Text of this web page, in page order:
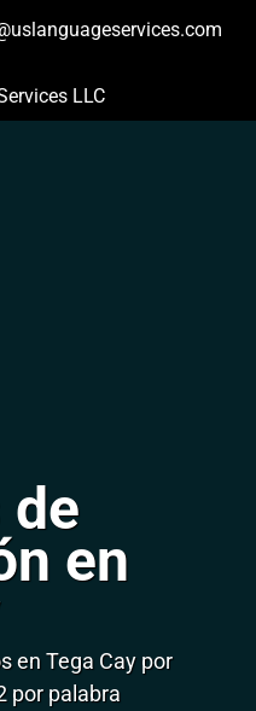
HACER PEDIDO
LLC
de
en
en Tega Cay por
por palabra